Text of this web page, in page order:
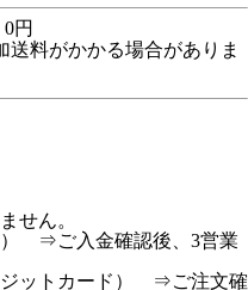
円
送料がかかる場合がありま
せん。
） ⇒ご入金確認後、3営業
ジットカード） ⇒ご注文確